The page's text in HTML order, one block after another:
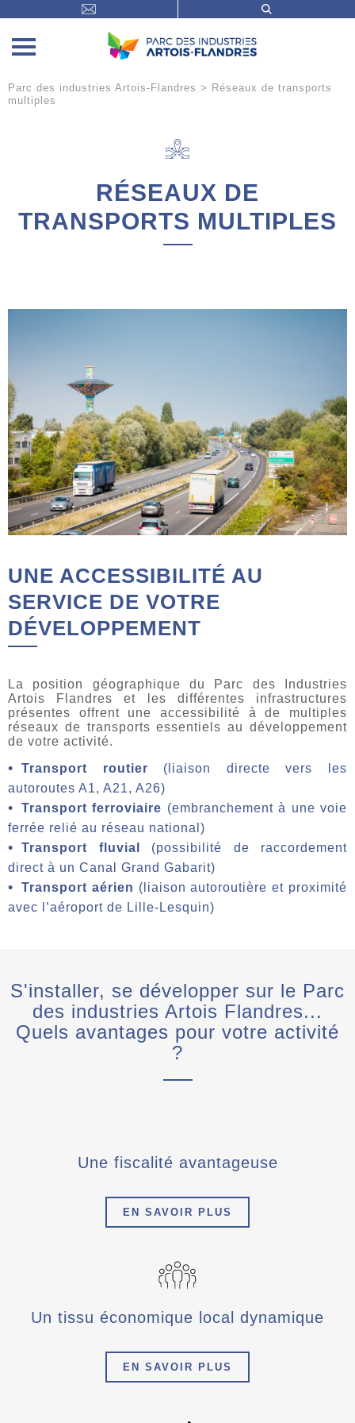
Parc des industries Artois-Flandres > Réseaux de transports
multiples
RÉSEAUX DE
TRANSPORTS MULTIPLES
UNE ACCESSIBILITÉ AU
SERVICE DE VOTRE
DÉVELOPPEMENT
La position géographique du Parc des Industries
Artois Flandres et les différentes infrastructures
présentes offrent une accessibilité à de multiples
réseaux de transports essentiels au développement
de votre activité.
Transport routier (liaison directe vers les
autoroutes A1, A21, A26)
Transport ferroviaire (embranchement à une voie
ferrée relié au réseau national)
Transport fluvial (possibilité de raccordement
direct à un Canal Grand Gabarit)
Transport aérien (liaison autoroutière et proximité
avec l’aéroport de Lille-Lesquin)
S'installer, se développer sur le Parc
des industries Artois Flandres...
Quels avantages pour votre activité
?
Une fiscalité avantageuse
EN SAVOIR PLUS
Un tissu économique local dynamique
EN SAVOIR PLUS